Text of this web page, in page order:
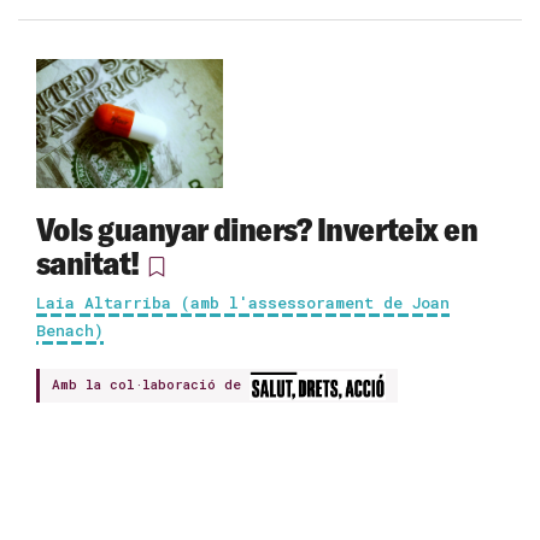
Vols guanyar diners? Inverteix en
sanitat!
Laia Altarriba (amb l'assessorament de Joan
Benach)
Amb la col·laboració de